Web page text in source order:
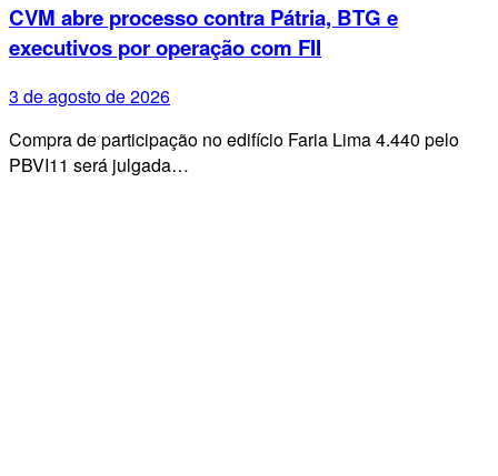
CVM abre processo contra Pátria, BTG e
executivos por operação com FII
3 de agosto de 2026
Compra de participação no edifício Faria Lima 4.440 pelo
PBVI11 será julgada…